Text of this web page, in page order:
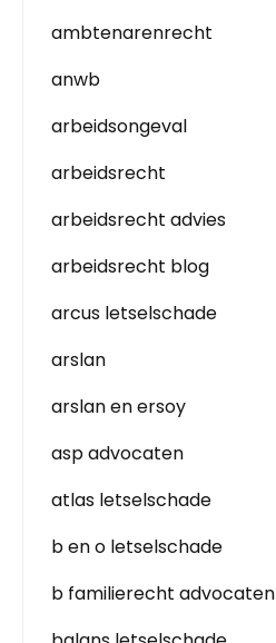
ambtenarenrecht
anwb
arbeidsongeval
arbeidsrecht
arbeidsrecht advies
arbeidsrecht blog
arcus letselschade
arslan
arslan en ersoy
asp advocaten
atlas letselschade
b en o letselschade
b familierecht advocaten